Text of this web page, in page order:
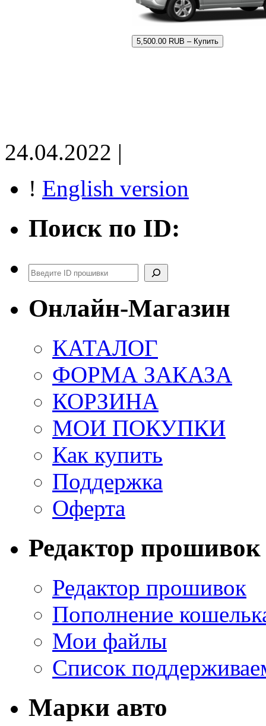
5,500.00 RUB – Купить
24.04.2022 |
! English version
Поиск по ID:
Поиск
Онлайн-Магазин
КАТАЛОГ
ФОРМА ЗАКАЗА
КОРЗИНА
МОИ ПОКУПКИ
Как купить
Поддержка
Оферта
Редактор прошивок
Редактор прошивок
Пополнение
Мои файлы
Список
Марки авто